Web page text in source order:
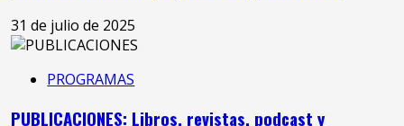
31 de julio de 2025
PROGRAMAS
PUBLICACIONES: Libros, revistas, podcast y